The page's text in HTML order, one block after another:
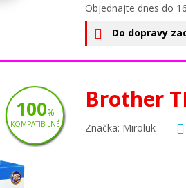
Objednajte dnes do
Do dopravy
Brother
Značka: Miroluk
100%
KOMPATIBILNÉ